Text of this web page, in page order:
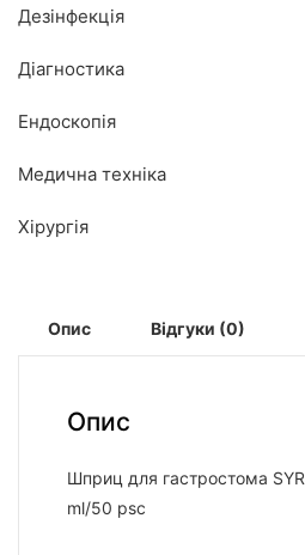
Дезінфекція
Діагностика
Ендоскопія
Медична техніка
Хірургія
Опис Відгуки (0)
Опис
Шприц для гастростома SYR
ml/50 psc